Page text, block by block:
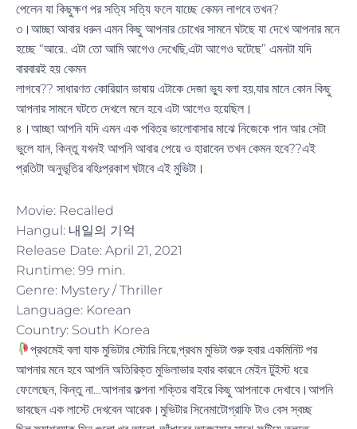
পেলেন যা কিছুক্ষণ পর সত্যি সত্যি ফলে যাচ্ছে কেমন লাগবে তখন?
৩।আচ্ছা আবার ধরুন এমন কিছু আপনার চোখের সামনে ঘটছে যা দেখে আপনার মনে
হচ্ছে “আরে.. এটা তো আমি আগেও দেখেছি,এটা আগেও ঘটেছে” এমনটা যদি
বারবারই হয় কেমন
লাগবে?? সাধারণত কোরিয়ান ভাষায় এটাকে দেজা ভ্যু বলা হয়,যার মানে কোন কিছু
আপনার সামনে ঘটতে দেখলে মনে হবে এটা আগেও হয়েছিল।
৪।আচ্ছা আপনি যদি এমন এক পবিত্র ভালোবাসার মাঝে নিজেকে পান আর সেটা
ভুলে যান, কিন্তু যখনই আপনি আবার পেয়ে ও হারাবেন তখন কেমন হবে??এই
প্রতিটা অনুভূতির বহিঃপ্রকাশ ঘটাবে এই মুভিটা।
Movie: Recalled
Hangul: 내일의 기억
Release Date: April 21, 2021
Runtime: 99 min.
Genre: Mystery / Thriller
Language: Korean
Country: South Korea
প্রথমেই বলা যাক মুভিটার স্টোরি নিয়ে,প্রথম মুভিটা শুরু হবার একমিনিট পর
আপনার মনে হবে আপনি অতিরিক্ত মুভিলাভার হবার কারনে মেইন টুইস্ট ধরে
ফেলেছেন, কিন্তু না…আপনার কল্পনা শক্তির বাইরে কিছু আপনাকে দেখাবে।আপনি
ভাবছেন এক লাস্টে দেখবেন আরেক।মুভিটার সিনেমাটোগ্রাফি টাও বেস স্বচ্ছ